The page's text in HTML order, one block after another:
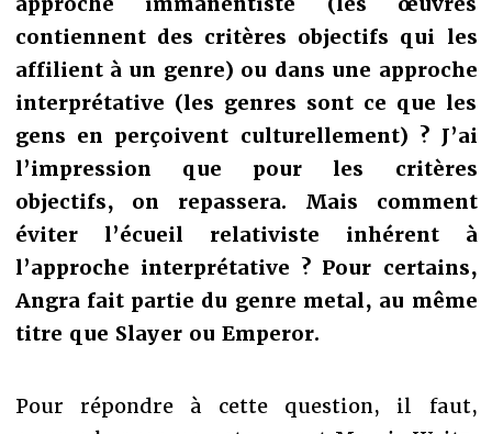
contiennent des critères objectifs qui les
affilient à un genre) ou dans une approche
interprétative (les genres sont ce que les
gens en perçoivent culturellement) ? J’ai
l’impression que pour les critères
objectifs, on repassera. Mais comment
éviter l’écueil relativiste inhérent à
l’approche interprétative ? Pour certains,
Angra fait partie du genre metal, au même
titre que Slayer ou Emperor.
Pour répondre à cette question, il faut,